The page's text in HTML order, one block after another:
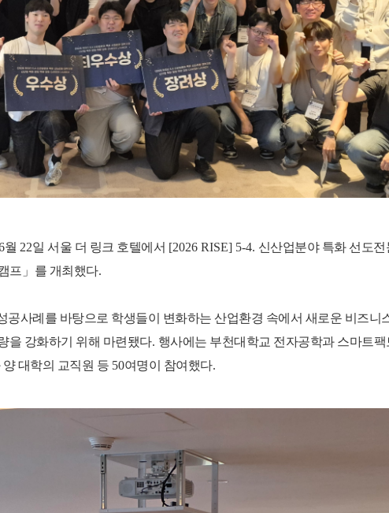
월 22일 서울 더 링크 호텔에서 [2026 RISE] 5-4. 신산업분야 특화 선도
프 」 를 개최했다.
사례를 바탕으로 학생들이 변화하는 산업환경 속에서 새로운 비즈니
을 강화하기 위해 마련됐다. 행사에는 부천대학교 전자공학과 스마트
대학의 교직원 등 50여명이 참여했다.